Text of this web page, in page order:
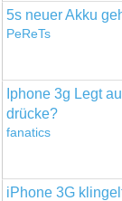
5s neuer Akku
PeReTs
Iphone 3g Legt
drücke?
fanatics
iPhone 3G